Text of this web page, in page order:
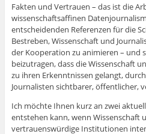
Fakten und Vertrauen – das ist die
wissenschaftsaffinen
entscheidenden Referenzen für die
Bestreben, Wissenschaft und
der Kooperation zu animieren – und
beizutragen, dass die Wissenschaft
zu ihren Erkenntnissen gelangt,
Journalisten sichtbarer, öffentlicher,
Ich möchte Ihnen kurz an zwei
entstehen kann, wenn Wissenschaft
vertrauenswürdige Institutionen